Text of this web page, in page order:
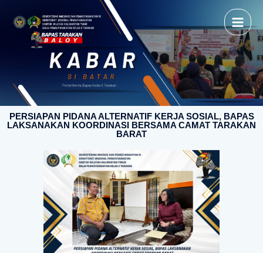
PERSIAPAN PIDANA ALTERNATIF KERJA SOSIAL, BAPAS
LAKSANAKAN KOORDINASI BERSAMA CAMAT TARAKAN
BARAT